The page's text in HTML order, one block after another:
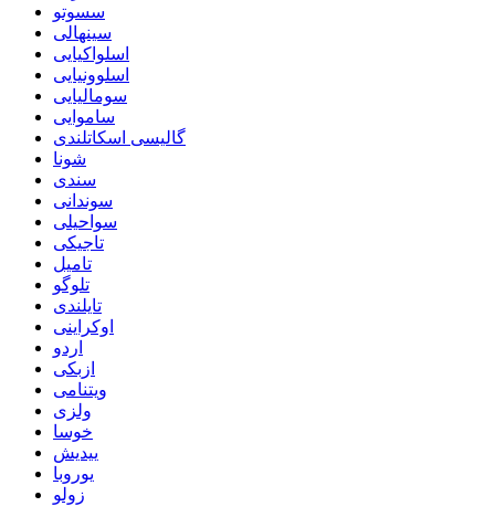
سسوتو
سینهالی
اسلواکیایی
اسلوونیایی
سومالیایی
ساموایی
گالیسی اسکاتلندی
شونا
سندی
سوندانی
سواحیلی
تاجیکی
تامیل
تلوگو
تایلندی
اوکراینی
اردو
ازبکی
ویتنامی
ولزی
خوسا
ییدیش
یوروبا
زولو